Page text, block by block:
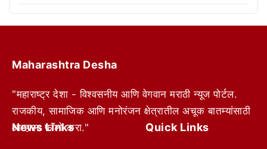
Maharashtra Desha
"महाराष्ट्र देशा - विश्वसनीय आणि वेगवान मराठी न्यूज पोर्टल.
राजकीय, सामाजिक आणि मनोरंजन क्षेत्रातील अचूक बातम्यांसाठी
आम्हाला फॉलो करा."
News Links Quick Links